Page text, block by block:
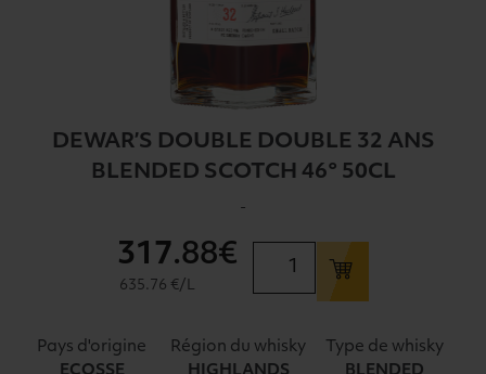
DEWAR’S DOUBLE DOUBLE 32 ANS
BLENDED SCOTCH 46° 50CL
-
DEWAR'S
DOUBLE
317.88€
635.76 €/L
Pays d'origine
ECOSSE
Région du whisky
HIGHLANDS
Type de whisky
BLENDED